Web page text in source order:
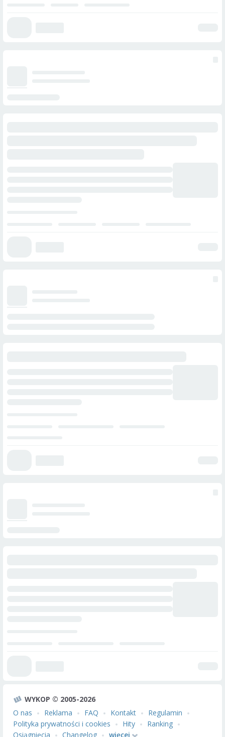
WYKOP © 2005-2026
O nas
Reklama FAQ Kontakt
Regulamin
Polityka prywatności i cookies
Hity
Ranking
Osiągnięcia
Changelog więcej